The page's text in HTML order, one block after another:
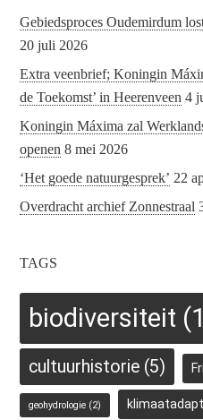
Gebiedsproces Oudemirdum
20 juli 2026
Extra veenbrief; Koningin
de Toekomst’ in Heerenveen 4
Koningin Máxima zal
openen 8 mei 2026
‘Het goede natuurgesprek’ 22
Overdracht archief Zonnestraal
TAGS
biodiversiteit
cultuurhistorie (5)
geohydrologie (2)